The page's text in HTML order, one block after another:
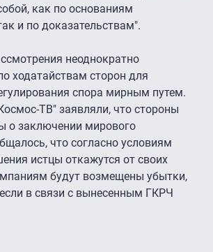
как по основаниям
и по доказательствам".
неоднократно
ходатайствам сторон для
спора мирным путем.
ТВ" заявляли, что стороны
о заключении мирового
что согласно условиям
истцы откажутся от своих
будут возмещены убытки,
в связи с вынесенным ГКРЧ